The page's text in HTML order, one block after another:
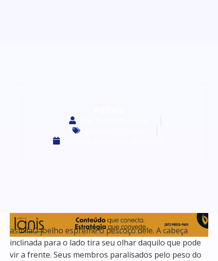
asfixiaO joelho espreme o pescoço dele. A cabeça
inclinada para o lado tira seu olhar daquilo que pode
vir a frente. Seus membros paralisados pelo peso do